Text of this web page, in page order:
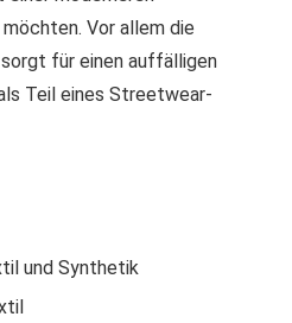
Vor allem die
für einen auffälligen
Teil eines Streetwear-
und Synthetik